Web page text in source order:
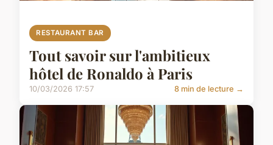
RESTAURANT BAR
Tout savoir sur l'ambitieux
hôtel de Ronaldo à Paris
10/03/2026 17:57 8 min de lecture →